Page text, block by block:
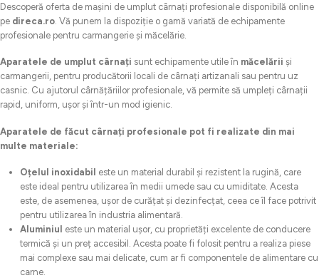
Descoperă oferta de mașini de umplut cârnați profesionale disponibilă online
pe direca.ro. Vă punem la dispoziție o gamă variată de echipamente
profesionale pentru carmangerie și măcelărie.
Aparatele de umplut cârnați sunt echipamente utile în măcelării și
carmangerii, pentru producătorii locali de cârnați artizanali sau pentru uz
casnic. Cu ajutorul cârnățăriilor profesionale, vă permite să umpleți cârnații
rapid, uniform, ușor și într-un mod igienic.
Aparatele de făcut cârnați profesionale pot fi realizate din mai
multe materiale:
Oțelul inoxidabil este un material durabil și rezistent la rugină, care
este ideal pentru utilizarea în medii umede sau cu umiditate. Acesta
este, de asemenea, ușor de curățat și dezinfecțat, ceea ce îl face potrivit
pentru utilizarea în industria alimentară.
Aluminiul este un material ușor, cu proprietăți excelente de conducere
termică și un preț accesibil. Acesta poate fi folosit pentru a realiza piese
mai complexe sau mai delicate, cum ar fi componentele de alimentare cu
carne.